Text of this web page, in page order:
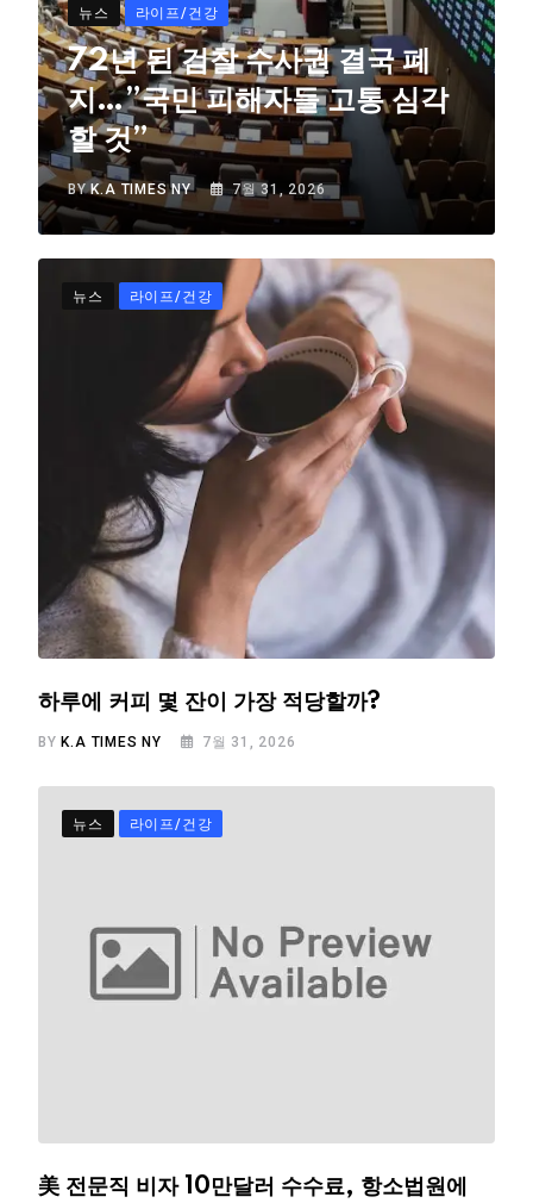
뉴스 라이프/건강
72년 된 검찰 수사권 결국 폐
지…”국민 피해자들 고통 심각
할 것”
BYK.A TIMES NY 7월 31, 2026
뉴스 라이프/건강
하루에 커피 몇 잔이 가장 적당할까?
BYK.A TIMES NY 7월 31, 2026
뉴스 라이프/건강
美 전문직 비자 10만달러 수수료, 항소법원에